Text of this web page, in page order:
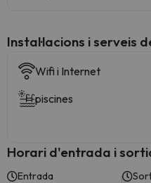
Instal·lacions i serveis
Wifi i Internet
piscines
Horari d'entrada i
Entrada